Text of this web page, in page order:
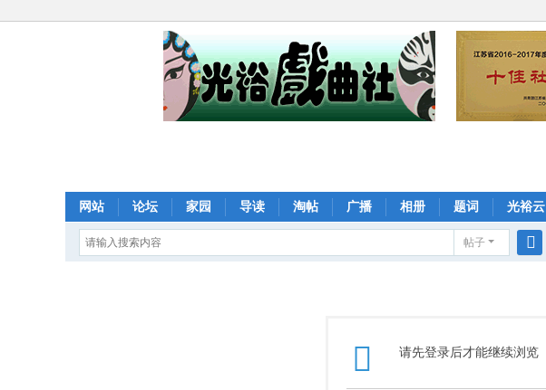
网站 论坛 家园 导读 淘帖 广播 相册 题词 光裕云
帖子
请先登录后才能继续浏览